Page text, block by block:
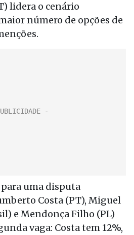
lidera o cenário
número de opções de
uma disputa
Costa (PT), Miguel
e Mendonça Filho (PL)
vaga: Costa tem 12%,